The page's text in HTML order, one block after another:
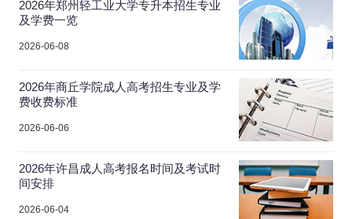
2026年郑州轻工业大学专升本招生专业
及学费一览
2026-06-08
2026年商丘学院成人高考招生专业及学
费收费标准
2026-06-06
2026年许昌成人高考报名时间及考试时
间安排
2026-06-04